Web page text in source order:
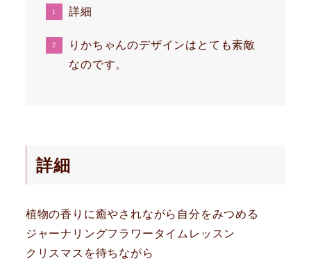
詳細
りかちゃんのデザインはとても素敵
なのです。
詳細
植物の香りに癒やされながら自分をみつめる
ジャーナリングフラワータイムレッスン
クリスマスを待ちながら